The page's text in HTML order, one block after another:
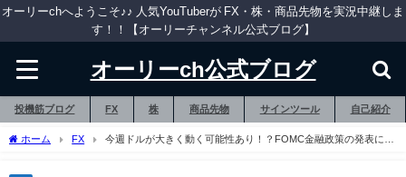
オーリーchへようこそ♪♪ 人気YouTuberが FX・株・商品先物を実況中継しま
す！！【オーリーチャンネル公式ブログ】
オーリーch公式ブログ
投機筋ブログ FX 株 商品先物 サインツール 自己紹介
ホーム FX
今週ドルが大きく動く可能性あり！？FOMC金融政策の発表につ